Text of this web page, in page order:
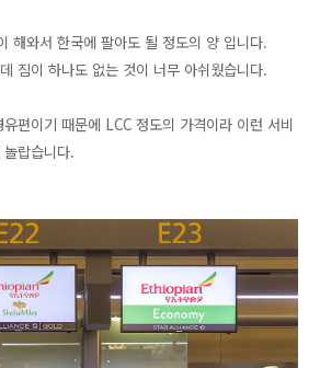
해와서 한국에 팔아도 될 정도의 양 입니다.
짐이 하나도 없는 것이 너무 아쉬웠습니다.
편이기 때문에 LCC 정도의 가격이라 이런 서비
랍습니다.